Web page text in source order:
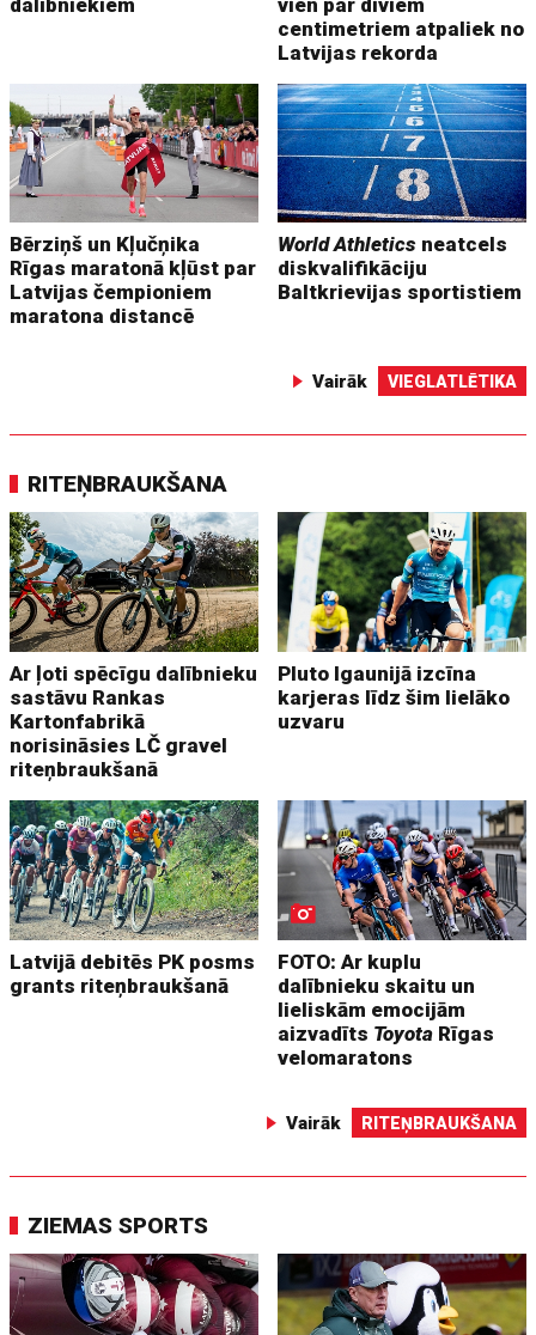
centimetriem atpaliek no
Latvijas rekorda
Bērziņš un Kļučņika
Rīgas maratonā kļūst par
Latvijas čempioniem
maratona distancē
World Athletics neatcels
diskvalifikāciju
Baltkrievijas sportistiem
Vairāk VIEGLATLĒTIKA
RITEŅBRAUKŠANA
Ar ļoti spēcīgu dalībnieku
sastāvu Rankas
Kartonfabrikā
norisināsies LČ gravel
riteņbraukšanā
Pluto Igaunijā izcīna
karjeras līdz šim lielāko
uzvaru
Latvijā debitēs PK posms
grants riteņbraukšanā
FOTO: Ar kuplu
dalībnieku skaitu un
lieliskām emocijām
aizvadīts Toyota Rīgas
velomaratons
Vairāk RITEŅBRAUKŠANA
ZIEMAS SPORTS